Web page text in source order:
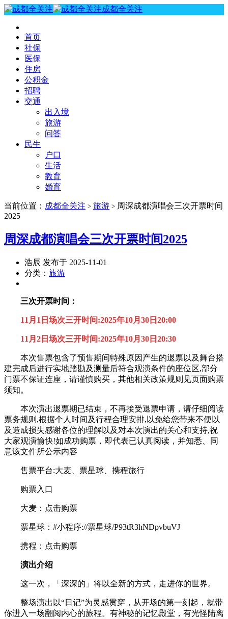
成都全关注
首页
社保
医保
住房
公积金
招聘
交通
出入境
旅游
问答
民生
户口
生活
教育
婚育
当前位置： 成都全关注 > 旅游 > 周深成都演唱会三次开票时间
2025
周深成都演唱会三次开票时间2025
浩辰 发布于 2025-11-01
分类： 旅游
三次开票时间：
11月1日场次三开时间:2025年10月30日20:00
11月2日场次三开时间:2025年10月30日20:30
本次售票包含了预售期间特殊原因产生的退票以及舞台搭
建完成后进行实地踏勘及测量后符合观演条件的座位区,部分
门票不保证连座，请谨慎购买，其他相关政策规则见页面购票
须知。
本次演出退票期已结束，不再接受退票申请，请仔细阅读
票务规则,根据个人时间及行程合理安排,以免给您带来不便以
及造成损失感谢各位的理解以及对本次演出的关心和支持,祝
大家观演愉快!如成功购票，即代表已认真阅读，并知悉、同
意该文件所公示内容
售票平台:大麦、票星球、携程旅行
购票入口
大麦：点击购票
票星球：#小程序://票星球/P93tR3hNDpvbuVJ
携程：点击购票
演出介绍
这一次，「深深的」将以全新的方式，走进你的世界。
整场演出以“日记”为灵感贯穿，从开场的第一刻起，就带
你进入一场翻阅内心的旅程。有神秘的记忆殿堂，有光怪陆离